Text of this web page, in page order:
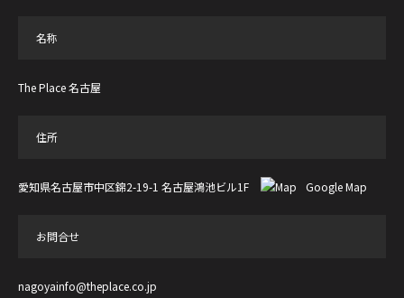
名称
The Place 名古屋
住所
愛知県名古屋市中区錦2-19-1 名古屋鴻池ビル1F Google Map
お問合せ
nagoyainfo@theplace.co.jp